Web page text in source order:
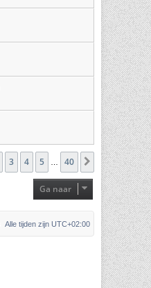
van 40
3 4 5 40 Volgende
Ga naar
Alle tijden zijn UTC+02:00